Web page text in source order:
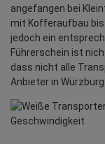
angefangen bei
mit Kofferaufbau bis
jedoch ein
Führerschein ist
dass nicht alle
Anbieter in